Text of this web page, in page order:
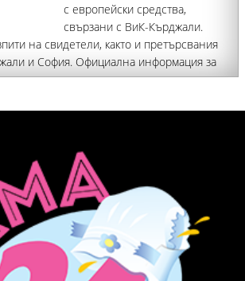
с европейски средства,
свързани с ВиК-Кърджали.
на свидетели, както и претърсвания
и София. Официална информация за
не е оповестена. От сградата